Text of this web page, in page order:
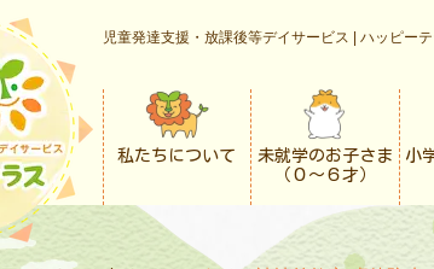
児童発達支援・放課後等デイサービス | ハッピー
私たちについて
未就学のお子さま
（０〜６才）
小